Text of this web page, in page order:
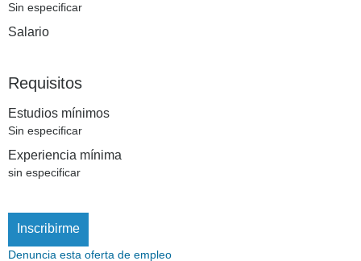
Sin especificar
Salario
Requisitos
Estudios mínimos
Sin especificar
Experiencia mínima
sin especificar
Inscribirme
Denuncia esta oferta de empleo